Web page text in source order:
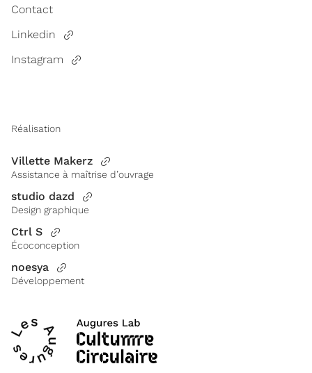
Contact
Linkedin
Instagram
Réalisation
Villette Makerz
Assistance à maîtrise d’ouvrage
studio dazd
Design graphique
Ctrl S
Écoconception
noesya
Développement